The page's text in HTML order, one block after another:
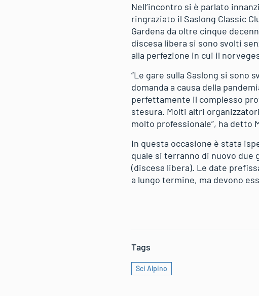
Nell’incontro si è parlato
ringraziato il Saslong Classic
Gardena da oltre cinque
discesa libera si sono svolti
alla perfezione in cui il
“Le gare sulla Saslong si sono
domanda a causa della
perfettamente il complesso
stesura. Molti altri
molto professionale”, ha detto
In questa occasione è stata
quale si terranno di nuovo due
(discesa libera). Le date
a lungo termine, ma devono
Tags
Sci Alpino